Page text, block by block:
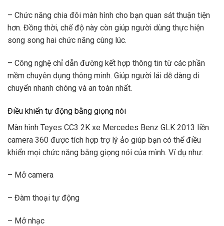
– Chức năng chia đôi màn hình cho bạn quan sát thuận tiện
hơn. Đồng thời, chế độ này còn giúp người dùng thực hiện
song song hai chức năng cùng lúc.
– Công nghệ chỉ dẫn đường kết hợp thông tin từ các phần
mềm chuyên dụng thông minh. Giúp người lái dễ dàng di
chuyển nhanh chóng và an toàn nhất.
Điều khiển tự động bằng giọng nói
Màn hình Teyes CC3 2K xe Mercedes Benz GLK 2013 liền
camera 360 được tích hợp trợ lý ảo giúp bạn có thể điều
khiển mọi chức năng bằng giọng nói của mình. Ví dụ như:
– Mở camera
– Đàm thoại tự động
– Mở nhạc